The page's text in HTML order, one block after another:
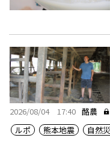
2026/08/04 17:40 酪農
ルポ
熊本地震 自然